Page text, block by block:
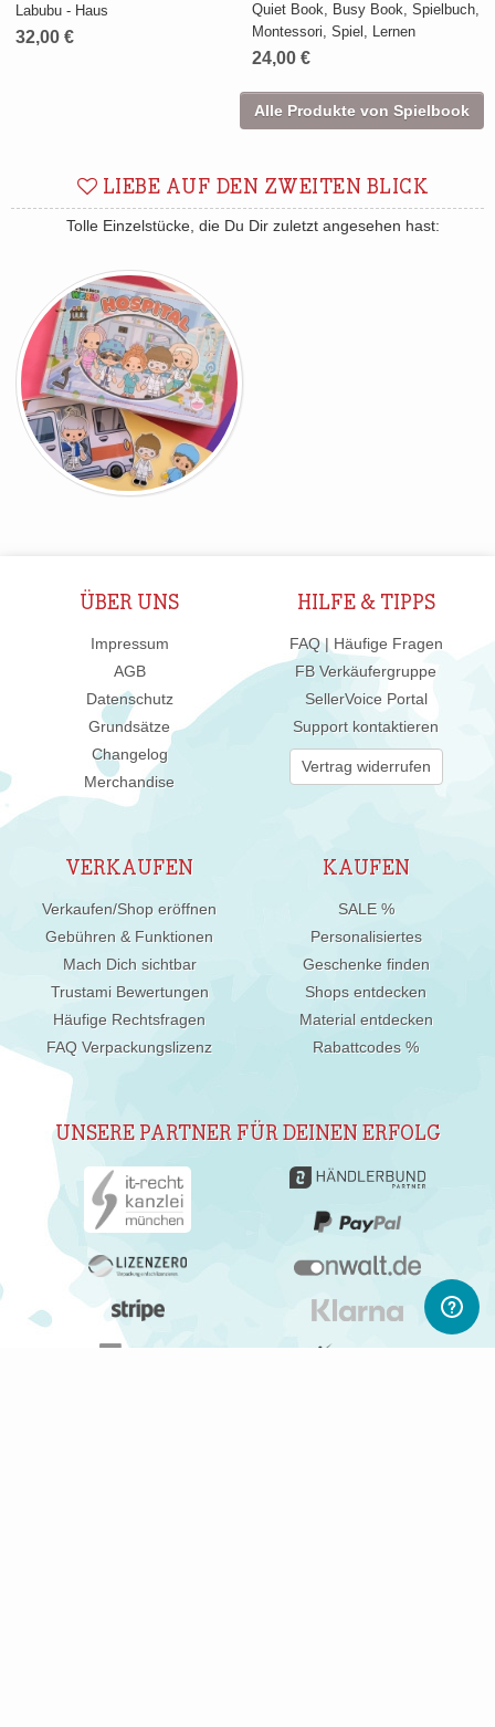
Labubu - Haus
32,00 €
Quiet Book, Busy Book, Spielbuch,
Montessori, Spiel, Lernen
24,00 €
Alle Produkte von Spielbook
LIEBE AUF DEN ZWEITEN BLICK
Tolle Einzelstücke, die Du Dir zuletzt angesehen hast:
ÜBER UNS
Impressum
AGB
Datenschutz
Grundsätze
Changelog
Merchandise
HILFE & TIPPS
FAQ | Häufige Fragen
FB Verkäufergruppe
SellerVoice Portal
Support kontaktieren
Vertrag widerrufen
VERKAUFEN
Verkaufen/Shop eröffnen
Gebühren & Funktionen
Mach Dich sichtbar
Trustami Bewertungen
Häufige Rechtsfragen
FAQ Verpackungslizenz
KAUFEN
SALE %
Personalisiertes
Geschenke finden
Shops entdecken
Material entdecken
Rabattcodes %
UNSERE PARTNER FÜR DEINEN ERFOLG